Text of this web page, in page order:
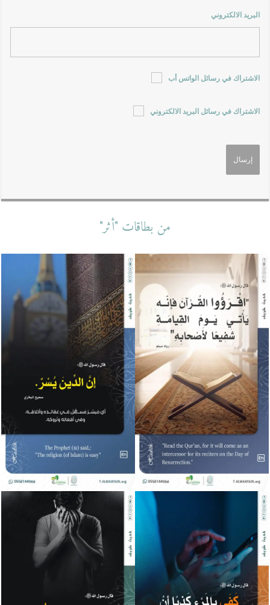
البريد الالكتروني
الاشتراك في رسائل الواتس أب
الاشتراك في رسائل البريد الالكتروني
من بطاقات "أثر"